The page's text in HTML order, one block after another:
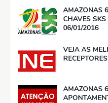
AMAZONAS
CHAVES
06/01/2016
VEJA AS
AMAZONAS